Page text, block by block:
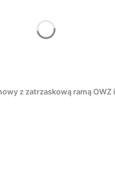
z zatrzaskową ramą OWZ